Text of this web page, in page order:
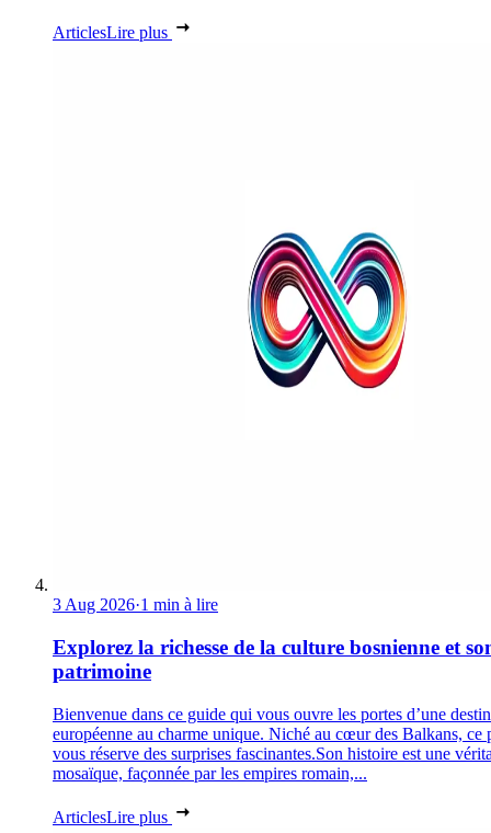
ArticlesLire plus
3 Aug 2026·1 min à lire
Explorez la richesse de la culture bosnienne et
patrimoine
Bienvenue dans ce guide qui vous ouvre les portes d’une
européenne au charme unique. Niché au cœur des Balkans, ce
vous réserve des surprises fascinantes.Son histoire est une
mosaïque, façonnée par les empires romain,...
ArticlesLire plus